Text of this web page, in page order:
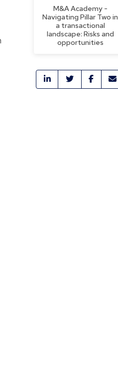
M&A Academy -
Navigating Pillar Two in
a transactional
landscape: Risks and
opportunities